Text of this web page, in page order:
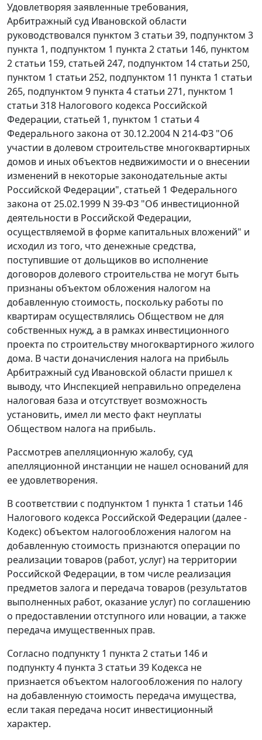
Удовлетворяя заявленные требования,
Арбитражный суд Ивановской области
руководствовался пунктом 3 статьи 39, подпунктом 3
пункта 1, подпунктом 1 пункта 2 статьи 146, пунктом
2 статьи 159, статьей 247, подпунктом 14 статьи 250,
пунктом 1 статьи 252, подпунктом 11 пункта 1 статьи
265, подпунктом 9 пункта 4 статьи 271, пунктом 1
статьи 318 Налогового кодекса Российской
Федерации, статьей 1, пунктом 1 статьи 4
Федерального закона от 30.12.2004 N 214-ФЗ "Об
участии в долевом строительстве многоквартирных
домов и иных объектов недвижимости и о внесении
изменений в некоторые законодательные акты
Российской Федерации", статьей 1 Федерального
закона от 25.02.1999 N 39-ФЗ "Об инвестиционной
деятельности в Российской Федерации,
осуществляемой в форме капитальных вложений" и
исходил из того, что денежные средства,
поступившие от дольщиков во исполнение
договоров долевого строительства не могут быть
признаны объектом обложения налогом на
добавленную стоимость, поскольку работы по
квартирам осуществлялись Обществом не для
собственных нужд, а в рамках инвестиционного
проекта по строительству многоквартирного жилого
дома. В части доначисления налога на прибыль
Арбитражный суд Ивановской области пришел к
выводу, что Инспекцией неправильно определена
налоговая база и отсутствует возможность
установить, имел ли место факт неуплаты
Обществом налога на прибыль.
Рассмотрев апелляционную жалобу, суд
апелляционной инстанции не нашел оснований для
ее удовлетворения.
В соответствии с подпунктом 1 пункта 1 статьи 146
Налогового кодекса Российской Федерации (далее -
Кодекс) объектом налогообложения налогом на
добавленную стоимость признаются операции по
реализации товаров (работ, услуг) на территории
Российской Федерации, в том числе реализация
предметов залога и передача товаров (результатов
выполненных работ, оказание услуг) по соглашению
о предоставлении отступного или новации, а также
передача имущественных прав.
Согласно подпункту 1 пункта 2 статьи 146 и
подпункту 4 пункта 3 статьи 39 Кодекса не
признается объектом налогообложения по налогу
на добавленную стоимость передача имущества,
если такая передача носит инвестиционный
характер.